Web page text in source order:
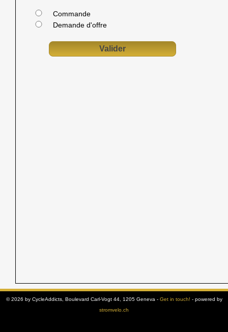
Commande
Demande d'offre
© 2026 by CycleAddicts, Boulevard Carl-Vogt 44, 1205 Geneva - Get in touch! - powered by
stromvelo.ch